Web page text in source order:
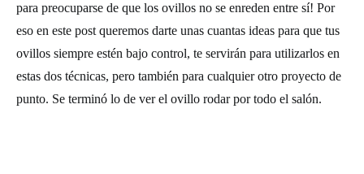
para preocuparse de que los ovillos no se enreden entre sí! Por
eso en este post queremos darte unas cuantas ideas para que tus
ovillos siempre estén bajo control, te servirán para utilizarlos en
estas dos técnicas, pero también para cualquier otro proyecto de
punto. Se terminó lo de ver el ovillo rodar por todo el salón.